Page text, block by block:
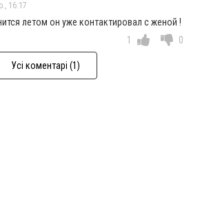
16:17
летом он уже контактировал с женой !
1 0
Усі коментарі (1)